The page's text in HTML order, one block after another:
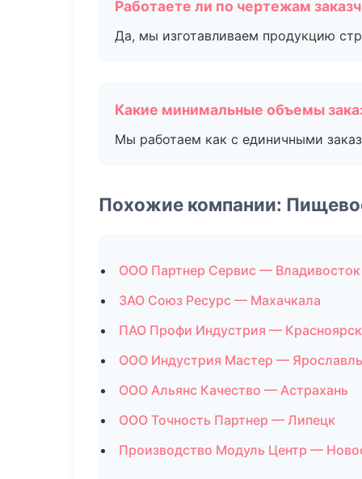
Работаете ли по чертежам
Да, мы изготавливаем продукцию
Какие минимальные объемы
Мы работаем как с единичными
Похожие компании:
ООО Партнер Сервис — Владивосток
ЗАО Союз Ресурс — Махачкала
ПАО Профи Индустрия — Красноярск
ООО Индустрия Мастер — Ярославль
ООО Альянс Качество — Астрахань
ООО Точность Партнер — Липецк
Производство Модуль Центр —